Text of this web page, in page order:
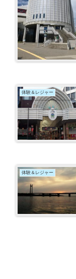
体験＆レジャー
体験＆レジャー